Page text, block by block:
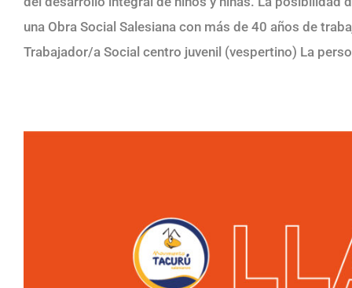
una Obra Social Salesiana con más de 40 años de
Trabajador/a Social centro juvenil (vespertino) La